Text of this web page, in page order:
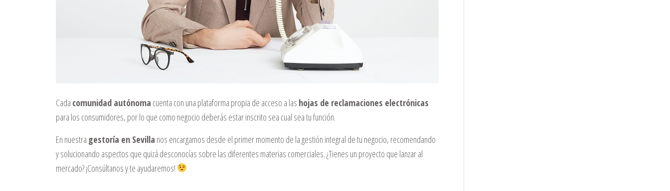
Cada comunidad autónoma cuenta con una plataforma propia de acceso a las hojas de reclamaciones electrónicas
para los consumidores, por lo que como negocio deberás estar inscrito sea cual sea tu función.
En nuestra gestoría en Sevilla nos encargamos desde el primer momento de la gestión integral de tu negocio, recomendando
y solucionando aspectos que quizá desconocías sobre las diferentes materias comerciales. ¿Tienes un proyecto que lanzar al
mercado? ¡Consúltanos y te ayudaremos!